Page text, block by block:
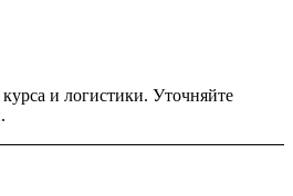
и логистики. Уточняйте